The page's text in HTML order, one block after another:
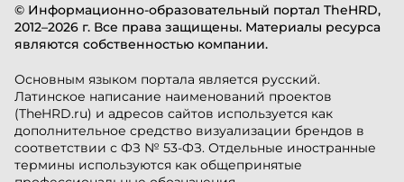
© Информационно-образовательный портал TheHRD,
2012–2026 г. Все права защищены. Материалы ресурса
являются собственностью компании.
Основным языком портала является русский.
Латинское написание наименований проектов
(TheHRD.ru) и адресов сайтов используется как
дополнительное средство визуализации брендов в
соответствии с ФЗ № 53-ФЗ. Отдельные иностранные
термины используются как общепринятые